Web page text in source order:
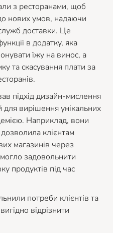
з ресторанами, щоб
нових умов, надаючи
доставки. Це
в додатку, яка
їжу на винос, а
та скасування плати за
підхід дизайн-мислення
вирішення унікальних
Наприклад, вони
клієнтам
магазинів через
задовольнити
продуктів під час
потреби клієнтів та
відрізнити